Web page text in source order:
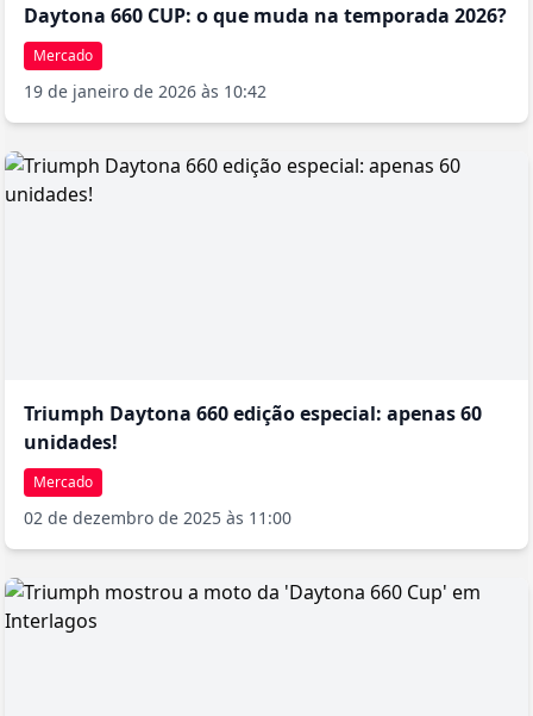
Daytona 660 CUP: o que muda na temporada 2026?
Mercado
19 de janeiro de 2026 às 10:42
Triumph Daytona 660 edição especial: apenas 60
unidades!
Mercado
02 de dezembro de 2025 às 11:00